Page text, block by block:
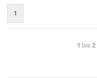
1
1 bis 2